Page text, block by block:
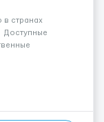
странах